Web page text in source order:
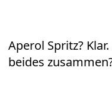
Aperol Spritz?
beides